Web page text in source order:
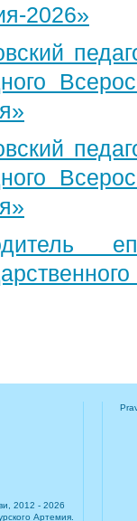
2026»
2012 - 2026
Артемия.